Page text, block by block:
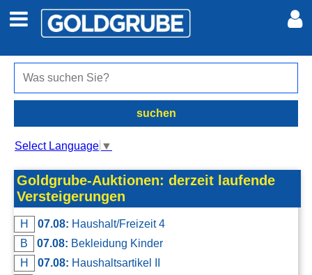
Auto + Motor
Jobs
Marktplatz
Auktionen
Meine Inserate
Anmelden
suchen
Select Language ▼
Goldgrube-Auktionen: derzeit laufende
Versteigerungen
H 07.08: Haushalt/Freizeit 4
B
07.08: Bekleidung Kinder
H
07.08: Haushaltsartikel II